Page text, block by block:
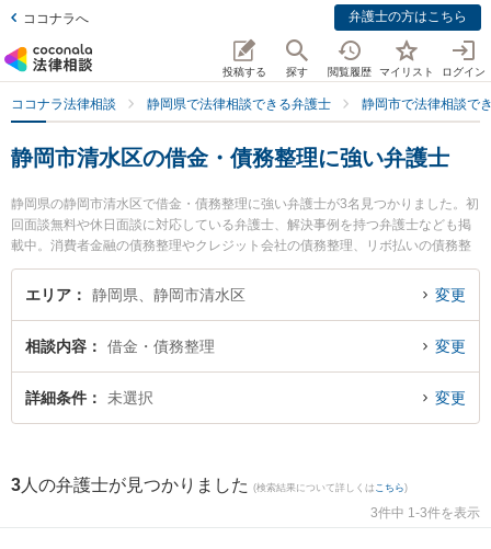
ココナラへ 弁護士の方はこちら
投稿する 探す 閲覧履歴 マイリスト ログイン
ココナラ法律相談 静岡県で法律相談できる弁護士 静岡市で法律相談で
静岡市清水区の借金・債務整理に強い弁護士
静岡県の静岡市清水区で借金・債務整理に強い弁護士が3名見つかりました。初
回面談無料や休日面談に対応している弁護士、解決事例を持つ弁護士なども掲
載中。消費者金融の債務整理やクレジット会社の債務整理、リボ払いの債務整
理等の細かな分野での絞り込み検索もでき便利です。特にミモザ法律事務所の
北嶋 太郎弁護士や新清水法律事務所の浅井 裕貴弁護士、佐野可奈法律事務所の
ぐに弁護士に相談したい』『借金・債務整理のトラブル解決の実績豊富な近く
の弁護士を検索したい』『初回相談無料で借金・債務整理を法律相談できる静
岡市清水区内の弁護士に相談予約したい』などでお困りの相談者さんにおすす
エリア 静岡県、静岡市清水区 変更
相談内容 借金・債務整理 変更
詳細条件 未選択 変更
3 人の弁護士が見つかりました (検索結果について詳しくは こちら)
3件中 1-3件を表示